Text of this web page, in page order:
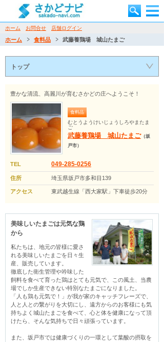
ホーム お問合せ 店舗ログイン
ホーム 食料品 武藤養鶏場 城山たまご
トップ
豊かな清流、高麗川が育むさかどの庄へようこそ！
食料品
むとうようけいじょうしろやまたま
ご
武藤養鶏場 城山たまご（坂
戸市）
TEL 049-285-0256
住所 埼玉県坂戸市多和目139
アクセス 東武越生線「西大家駅」下車徒歩20分
美味しいたまごは元気な鶏
から
私たちは、地元の皆様に愛さ
れる美味しいたまごを日々生
産、販売しています。
徹底した衛生管理や吟味した
飼料を食べて育った鶏はとても元気で、この風土、当農
場でしか生産できない特別なたまごになりました。
「人も鶏も元気で！」が我が家のキャッチフレーズで、
人と人との繋がりを大切にし、遠方からのお客様にも気
持ちよく城山たまごを食べて、心と体を健康になって頂
けたら、そんな気持ちで日々頑張っています。
また、坂戸市では健康づくりの一環として葉酸の摂取を